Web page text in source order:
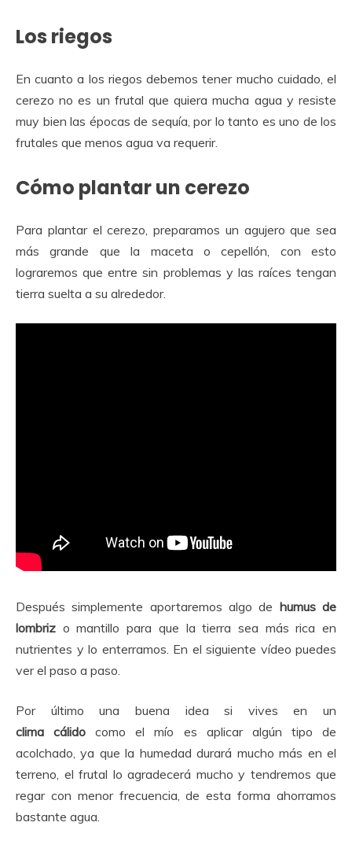
Los riegos
En cuanto a los riegos debemos tener mucho cuidado, el
cerezo no es un frutal que quiera mucha agua y resiste
muy bien las épocas de sequía, por lo tanto es uno de los
frutales que menos agua va requerir.
Cómo plantar un cerezo
Para plantar el cerezo, preparamos un agujero que sea
más grande que la maceta o cepellón, con esto
lograremos que entre sin problemas y las raíces tengan
tierra suelta a su alrededor.
Después simplemente aportaremos algo de humus de
lombriz o mantillo para que la tierra sea más rica en
nutrientes y lo enterramos. En el siguiente vídeo puedes
ver el paso a paso.
Por último una buena idea si vives en un
climacálido como el mío es aplicar algún tipo de
acolchado, ya que la humedad durará mucho más en el
terreno, el frutal lo agradecerá mucho y tendremos que
regar con menor frecuencia, de esta forma ahorramos
bastante agua.